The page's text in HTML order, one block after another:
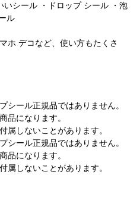
いシール ・ドロップ シール ・泡
ル
ホ デコなど、使い方もたくさ
シール正規品ではありません。
品になります。
属しないことがあります。
シール正規品ではありません。
品になります。
属しないことがあります。